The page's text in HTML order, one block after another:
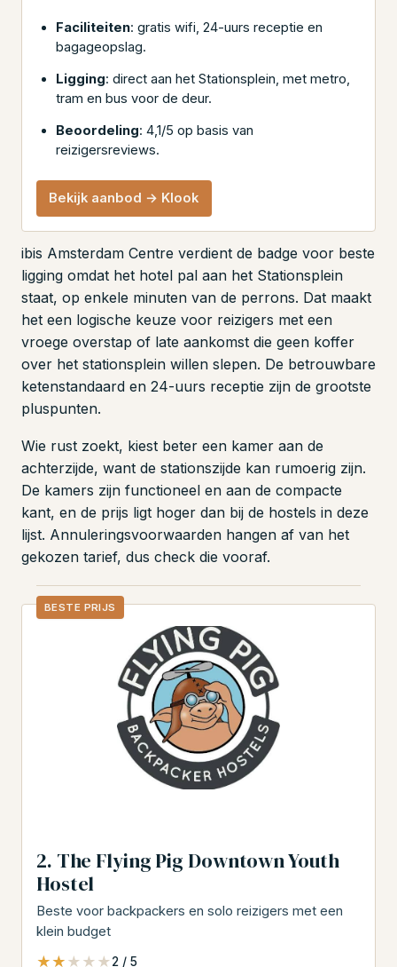
Faciliteiten: gratis wifi, 24-uurs receptie en
bagageopslag.
Ligging: direct aan het Stationsplein, met metro,
tram en bus voor de deur.
Beoordeling: 4,1/5 op basis van
reizigersreviews.
Bekijk aanbod → Klook
ibis Amsterdam Centre verdient de badge voor beste
ligging omdat het hotel pal aan het Stationsplein
staat, op enkele minuten van de perrons. Dat maakt
het een logische keuze voor reizigers met een
vroege overstap of late aankomst die geen koffer
over het stationsplein willen slepen. De betrouwbare
ketenstandaard en 24-uurs receptie zijn de grootste
pluspunten.
Wie rust zoekt, kiest beter een kamer aan de
achterzijde, want de stationszijde kan rumoerig zijn.
De kamers zijn functioneel en aan de compacte
kant, en de prijs ligt hoger dan bij de hostels in deze
lijst. Annuleringsvoorwaarden hangen af van het
gekozen tarief, dus check die vooraf.
BESTE PRIJS
2. The Flying Pig Downtown Youth
Hostel
Beste voor backpackers en solo reizigers met een
klein budget
★★★★★
★★★★★2 / 5